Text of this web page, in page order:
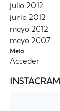
julio 2012
junio 2012
mayo 2012
mayo 2007
Meta
Acceder
INSTAGRAM